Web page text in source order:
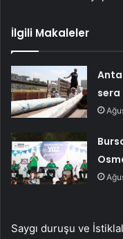
İlgili Makaleler
sera
Saygı duruşu ve İstiklal